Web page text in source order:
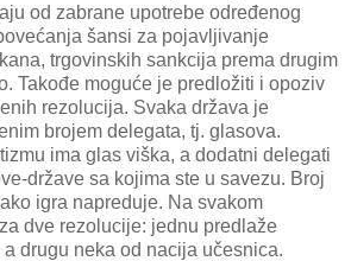
od zabrane upotrebe određenog
šansi za pojavljivanje
trgovinskih sankcija prema drugim
Takođe moguće je predložiti i opoziv
rezolucija. Svaka država je
brojem delegata, tj. glasova.
ima glas viška, a dodatni delegati
države sa kojima ste u savezu. Broj
igra napreduje. Na svakom
dve rezolucije: jednu predlaže
drugu neka od nacija učesnica.